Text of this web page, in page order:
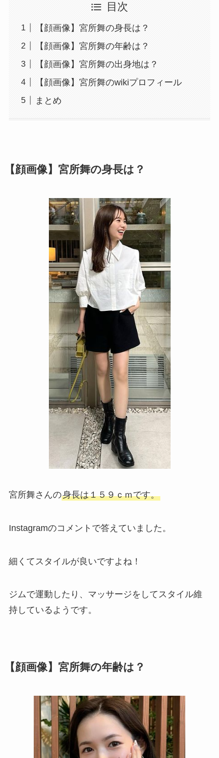
目次
【顔画像】宮所舞の身長は？
【顔画像】宮所舞の年齢は？
【顔画像】宮所舞の出身地は？
【顔画像】宮所舞のwikiプロフィール
まとめ
【顔画像】宮所舞の身長は？
宮所舞さんの身長は１５９ｃｍです。
Instagramのコメントで答えていました。
細くてスタイルが良いですよね！
ジムで運動したり、マッサージをしてスタイル維
持しているようです。
【顔画像】宮所舞の年齢は？